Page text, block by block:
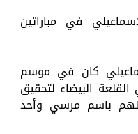
في مباراتين
كان في موسم
القلعة البيضاء لتحقيق
باسم مرسي وأحد